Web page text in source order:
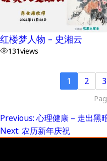
红楼梦人物 – 史湘云
131views
1 2 3
Post
Previous: 心理健康 – 走出黑
Next: 农历新年庆祝